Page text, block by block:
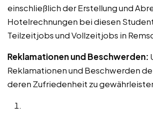
einschließlich der Erstellung und
Hotelrechnungen bei diesen
Teilzeitjobs und Vollzeitjobs in
Reklamationen und Beschwerden:
Reklamationen und Beschwerden
deren Zufriedenheit zu